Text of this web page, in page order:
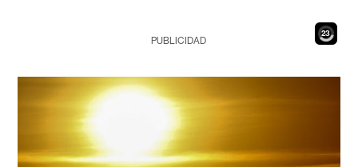
21
PUBLICIDAD